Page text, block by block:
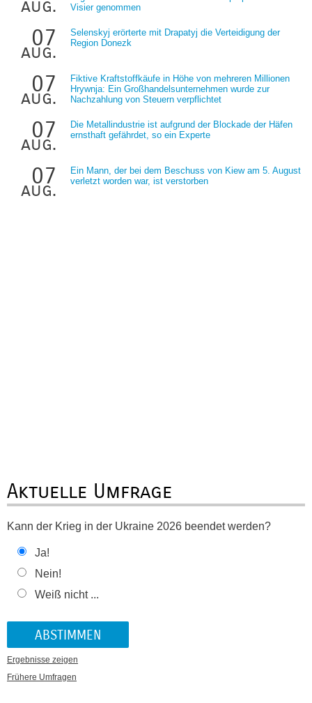
aug.
Visier genommen
07
aug.
Selenskyj erörterte mit Drapatyj die Verteidigung der
Region Donezk
07
aug.
Fiktive Kraftstoffkäufe in Höhe von mehreren Millionen
Hrywnja: Ein Großhandelsunternehmen wurde zur
Nachzahlung von Steuern verpflichtet
07
aug.
Die Metallindustrie ist aufgrund der Blockade der Häfen
ernsthaft gefährdet, so ein Experte
07
aug.
Ein Mann, der bei dem Beschuss von Kiew am 5. August
verletzt worden war, ist verstorben
Aktuelle Umfrage
Kann der Krieg in der Ukraine 2026 beendet werden?
Ja!
Nein!
Weiß nicht ...
Ergebnisse zeigen
Frühere Umfragen